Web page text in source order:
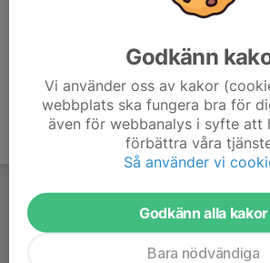
Godkänn
Vi använder oss av kakor
webbplats ska fungera bra för
även för webbanalys i syfte att
förbättra våra
Så använder vi
Godkänn alla kakor
Bara nödvändiga